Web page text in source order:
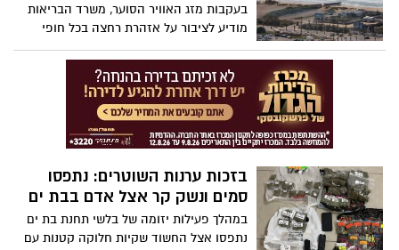
בעקבות מזג האוויר הסוער, משרד הבריאות
מודיע לציבור על אזהרת רחצה בכל חופי
ישראל.
בזכות ערנות השוטרים: נתפסו
סמים ונשק קר אצל אדם בבת ים
במהלך פעילות יזומה של בלשי תחנת בת ים
נתפסו אצל החשוד שקיות חלוקה קטנות עם